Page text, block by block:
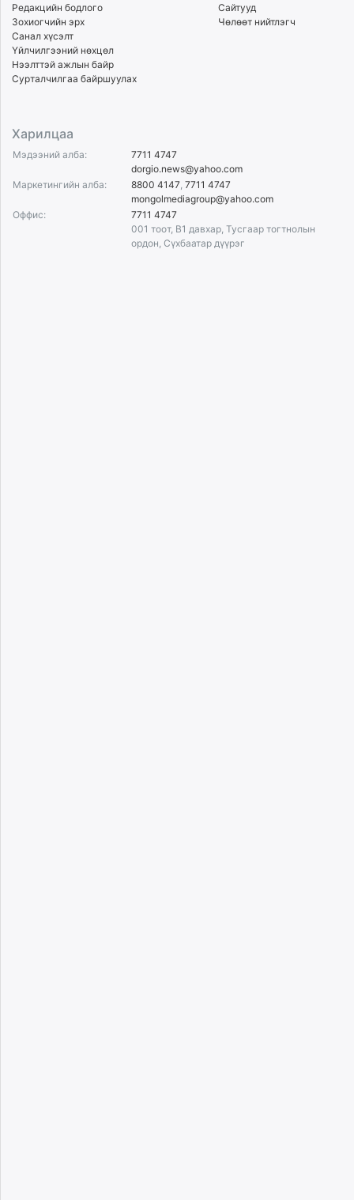
Редакцийн бодлого
Зохиогчийн эрх
Санал хүсэлт
Үйлчилгээний нөхцөл
Нээлттэй ажлын байр
Сурталчилгаа байршуулах
Сайтууд
Чөлөөт нийтлэгч
Харилцаа
Мэдээний алба:
7711 4747
dorgio.news@yahoo.com
Маркетингийн алба:
8800 4147, 7711 4747
mongolmediagroup@yahoo.com
Оффис:
7711 4747
001 тоот, B1 давхар, Тусгаар тогтнолын
ордон, Сүхбаатар дүүрэг